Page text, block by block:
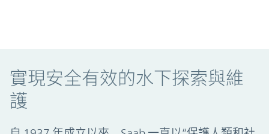
實現安全有效的水下探索與維護
實現安全有效的水下探索與維
護